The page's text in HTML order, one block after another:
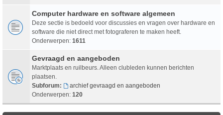
Computer hardware en software algemeen
Deze sectie is bedoeld voor discussies en vragen over hardware en
software die niet direct met fotograferen te maken heeft.
Onderwerpen: 1611
Gevraagd en aangeboden
Marktplaats en ruilbeurs. Alleen clubleden kunnen berichten
plaatsen.
Subforum:
archief gevraagd en aangeboden
Onderwerpen: 120